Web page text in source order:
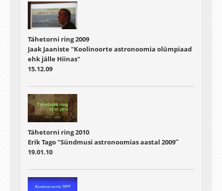
Tähetorni ring 2009
Jaak Jaaniste "Koolinoorte astronoomia olümpiaad
ehk jälle Hiinas"
15.12.09
Tähetorni ring 2010
Erik Tago "Sündmusi astronoomias aastal 2009″
19.01.10